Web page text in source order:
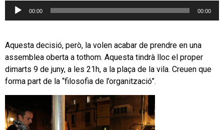
Reproductor
00:00 00:00
Aquesta decisió, però, la volen acabar de prendre en una
assemblea oberta a tothom. Aquesta tindrà lloc el proper
dimarts 9 de juny, a les 21h, a la plaça de la vila. Creuen que
forma part de la “filosofia de l’organització”.